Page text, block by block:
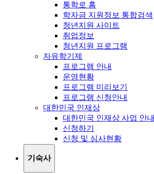
통학로 홈
학자금 지원정보 통합검색
청년지원 사이트
취업정보
청년지원 프로그램
자유학기제
프로그램 안내
운영현황
프로그램 미리보기
프로그램 신청안내
대한민국 인재상
대한민국 인재상 사업 안내
신청하기
신청 및 심사현황
기숙사